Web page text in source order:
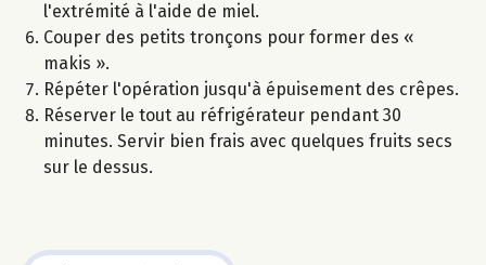
l'extrémité à l'aide de miel.
Couper des petits tronçons pour former des «
makis ».
Répéter l'opération jusqu'à épuisement des crêpes.
Réserver le tout au réfrigérateur pendant 30
minutes. Servir bien frais avec quelques fruits secs
sur le dessus.